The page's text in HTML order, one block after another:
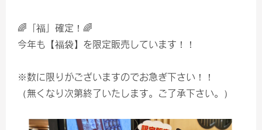
🌈「福」確定！🌈
今年も【福袋】を限定販売しています！！
※数に限りがございますのでお急ぎ下さい！！
（無くなり次第終了いたします。ご了承下さい。）